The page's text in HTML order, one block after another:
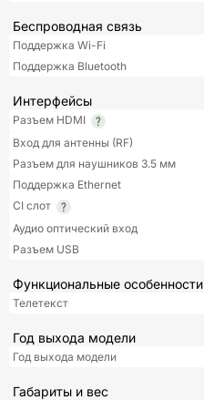
Беспроводная связь
Поддержка Wi-Fi
Поддержка Bluetooth
Интерфейсы
Разъем HDMI
Вход для антенны (RF)
Разъем для наушников 3.5 мм
Поддержка Ethernet
CI слот
Аудио оптический вход
Разъем USB
Функциональные особенности
Телетекст
Год выхода модели
Год выхода модели
Габариты и вес